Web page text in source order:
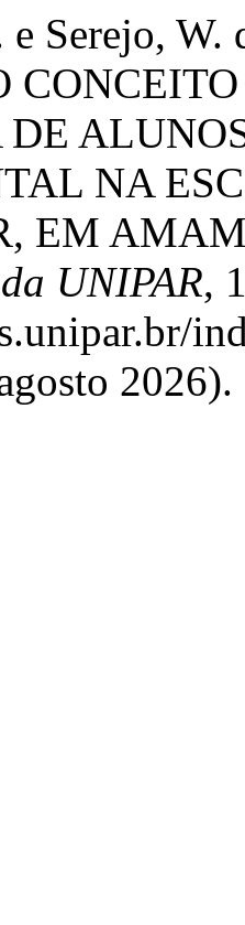
Serejo,
NA
EM
UNIPAR,
2026).